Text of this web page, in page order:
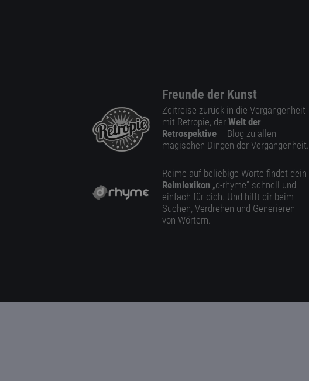
Freunde der Kunst
Zeitreise zurück in die Vergangenheit
mit Retropie, der Welt der
Retrospektive – Blog zu allen
magischen Dingen der Vergangenheit.
Reime auf beliebige Worte findet dein
Reimlexikon „d-rhyme” schnell und
einfach für dich. Und hilft dir beim
Suchen, Verdrehen und Generieren
von Wörtern.